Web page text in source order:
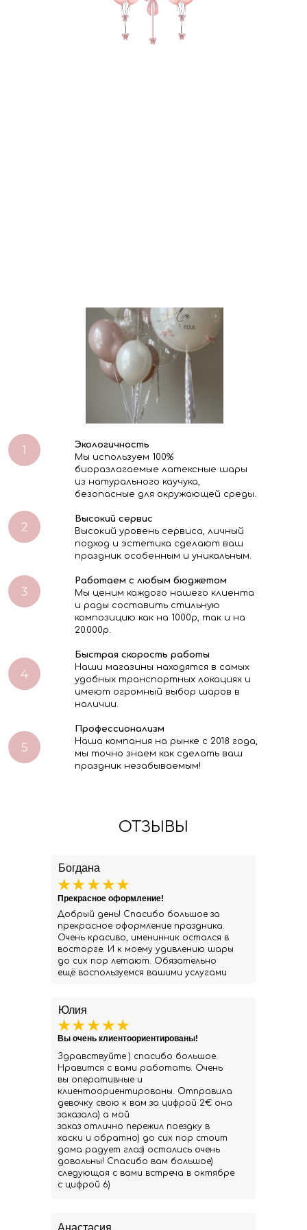
Экологичность
Мы используем 100%
биоразлагаемые латексные шары
из натурального каучука,
безопасные для окружающей среды.
Высокий сервис
Высокий уровень сервиса, личный
подход и эстетика сделают ваш
праздник особенным и уникальным.
Работаем с любым бюджетом
Мы ценим каждого нашего клиента
и рады составить стильную
композицию как на 1000р, так и на
20.000р.
Быстрая скорость работы
Наши магазины находятся в самых
удобных транспортных локациях и
имеют огромный выбор шаров в
наличии.
Профессионализм
Наша компания на рынке с 2018 года,
мы точно знаем как сделать ваш
праздник незабываемым!
ОТЗЫВЫ
Юлия
Здравствуйте ) спасибо большое.
Нравится с вами работать. Очень
вы оперативные и
клиентоориентированы. Отправила
девочку свою к вам за цифрой 2€ она
заказала) а мой
заказ отлично пережил поездку в
хаски и обратно) до сих пор стоит
дома радует глаз) остались очень
довольны! Спасибо вам большое)
следующая с вами встреча в октябре
с цифрой 6)
Вы очень клиентоориентированы!
Анастасия
Богдана
Добрый день! Спасибо большое за
прекрасное оформление праздника.
Очень красиво, именинник остался в
восторге. И к моему удивлению шары
до сих пор летают. Обязательно
ещё воспользуемся вашими услугами
Прекрасное оформление!